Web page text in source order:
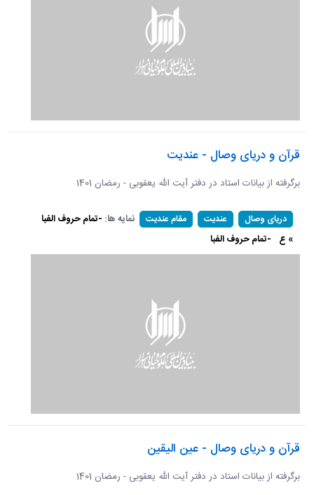
قرآن و دریای وصال - عندیت
برگرفته از بیانات استاد در دفتر آیت الله یعقوبی - رمضان 1401
دریای وصال عندیت مقام عندیت نمایه ها: -تمام حروف الفبا
» ع -تمام حروف الفبا
قرآن و دریای وصال - عین الیقین
برگرفته از بیانات استاد در دفتر آیت الله یعقوبی - رمضان 1401